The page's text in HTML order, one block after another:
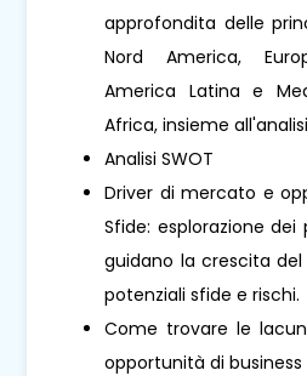
approfondita delle
Nord America,
America Latina e
Africa, insieme
Analisi SWOT
Driver di mercato e
Sfide: esplorazione
guidano la crescita
potenziali sfide e rischi.
Come trovare le
opportunità di business